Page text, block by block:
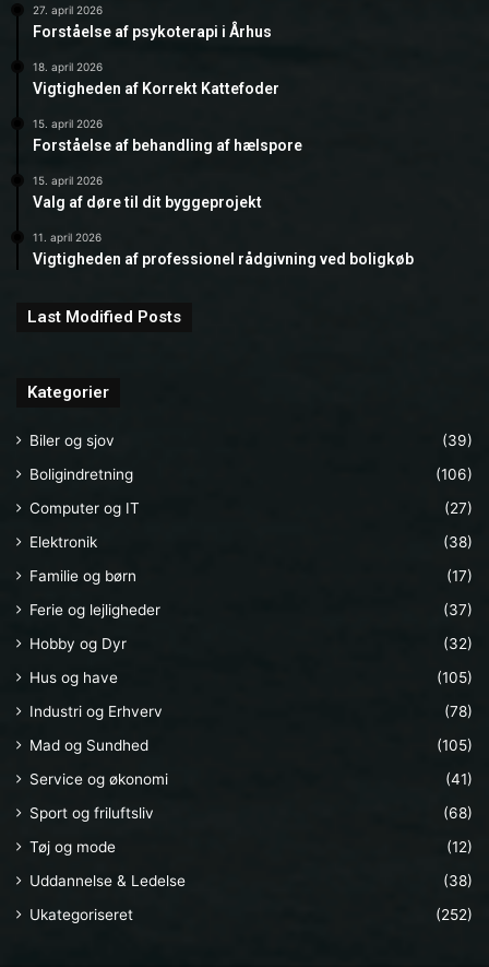
27. april 2026
Forståelse af psykoterapi i Århus
18. april 2026
Vigtigheden af Korrekt Kattefoder
15. april 2026
Forståelse af behandling af hælspore
15. april 2026
Valg af døre til dit byggeprojekt
11. april 2026
Vigtigheden af professionel rådgivning ved boligkøb
Last Modified Posts
Kategorier
Biler og sjov
(39)
Boligindretning
(106)
Computer og IT
(27)
Elektronik
(38)
Familie og børn
(17)
Ferie og lejligheder
(37)
Hobby og Dyr
(32)
Hus og have
(105)
Industri og Erhverv
(78)
Mad og Sundhed
(105)
Service og økonomi
(41)
Sport og friluftsliv
(68)
Tøj og mode
(12)
Uddannelse & Ledelse
(38)
Ukategoriseret
(252)